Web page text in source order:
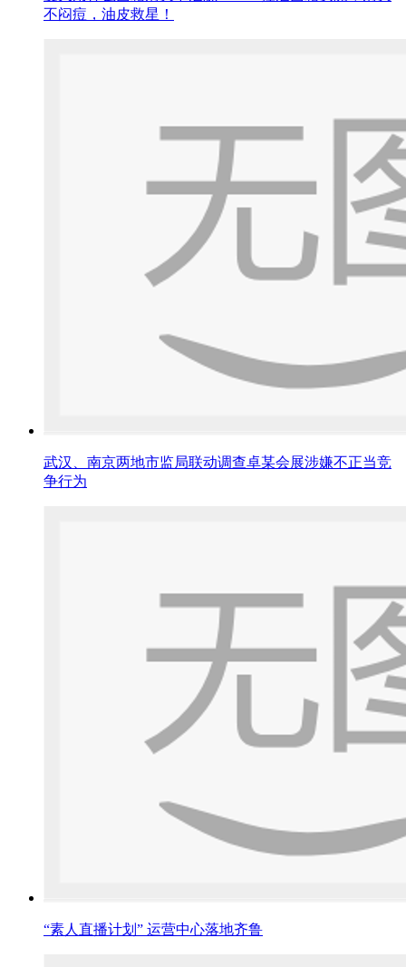
不闷痘，油皮救星！
武汉、南京两地市监局联动调查卓某会展涉嫌不正当竞
争行为
“素人直播计划” 运营中心落地齐鲁